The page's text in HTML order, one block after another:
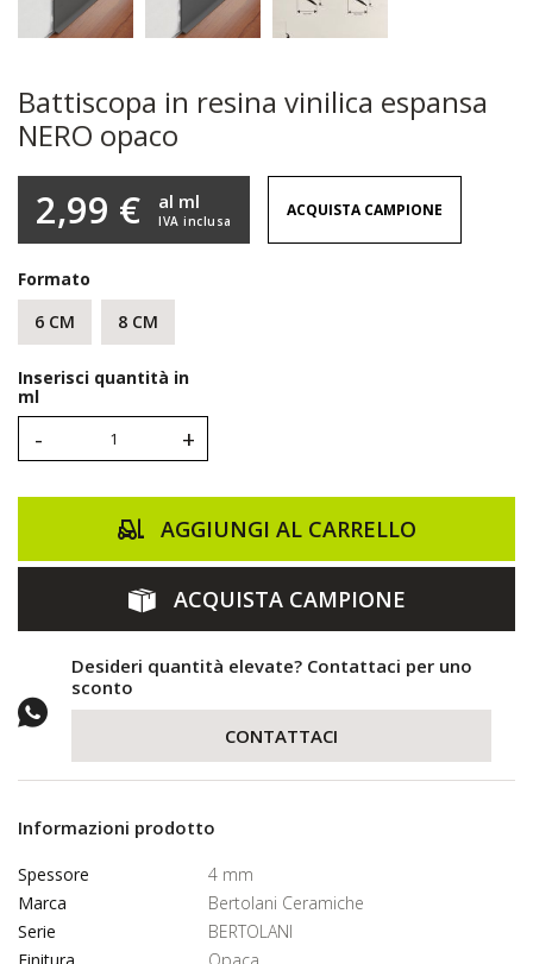
Battiscopa in resina vinilica espansa
NERO opaco
2,99 € IVA inclusa
al ml ACQUISTA CAMPIONE
Formato
6 CM
8 CM
Inserisci quantità in
ml
- +
AGGIUNGI AL CARRELLO
ACQUISTA CAMPIONE
Desideri quantità elevate? Contattaci per uno
sconto
CONTATTACI
Informazioni prodotto
Spessore
4 mm
Marca
Bertolani Ceramiche
Serie
BERTOLANI